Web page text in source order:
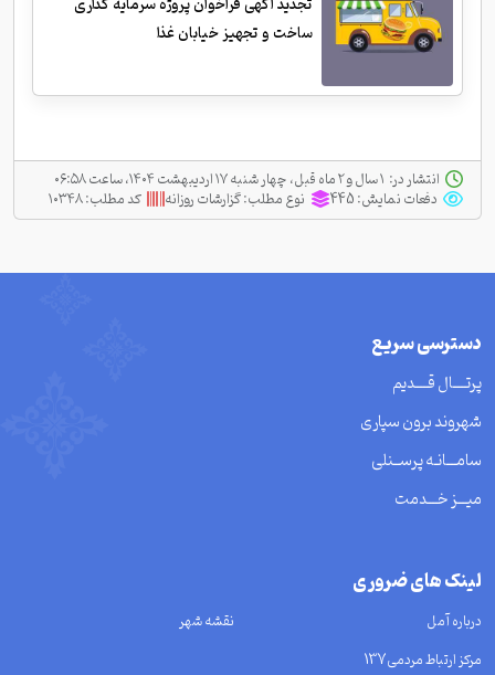
ساخت و تجهیز خیابان غذا
انتشار در:
دفعات نمایش:445 نوع مطلب:گزارشات روزانه کد مطلب:۱۰۳۴۸
دسترسی سریع
پرتــــال قــــدیم
شهروند برون سپاری
سامـــانـه پرســنلی
میـــز خـــدمت
لینک های ضروری
درباره آمل
نقشه شهر
مرکز ارتباط مردمی137